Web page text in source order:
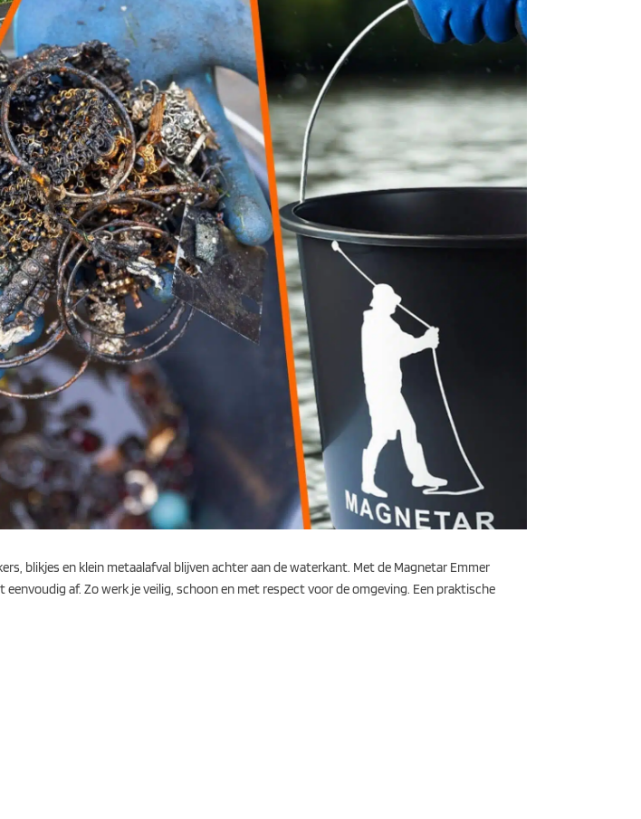
blikjes en klein metaalafval blijven achter aan de waterkant. Met de Magnetar Emmer
af. Zo werk je veilig, schoon en met respect voor de omgeving. Een praktische